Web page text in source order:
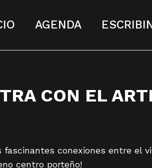
AGENDA
CON EL
fascinantes conexiones entre el
centro porteño!